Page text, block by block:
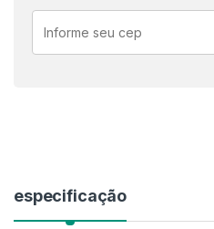
especificação